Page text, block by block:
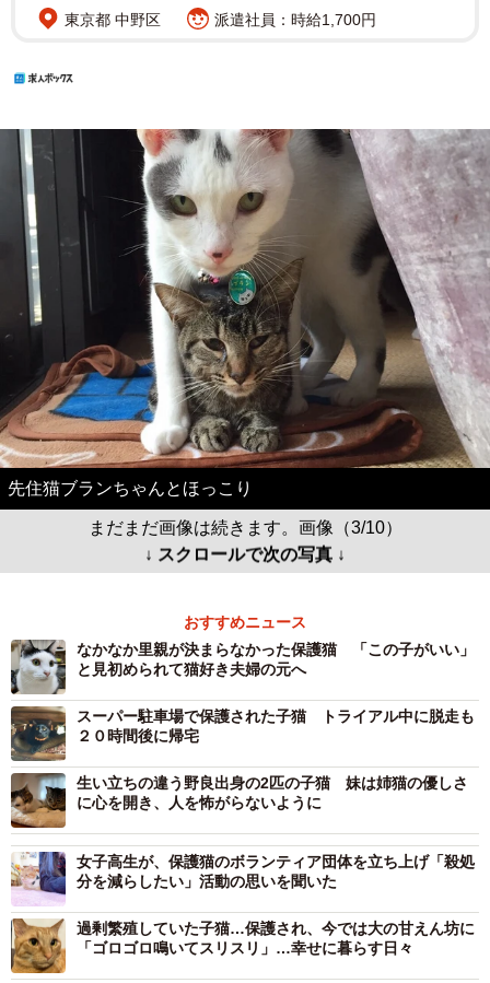
東京都 中野区
派遣社員：時給1,700円
先住猫ブランちゃんとほっこり
まだまだ画像は続きます。画像（3/10）
↓ スクロールで次の写真 ↓
おすすめニュース
なかなか里親が決まらなかった保護猫 「この子がいい」
と見初められて猫好き夫婦の元へ
スーパー駐車場で保護された子猫 トライアル中に脱走も
２０時間後に帰宅
生い立ちの違う野良出身の2匹の子猫 妹は姉猫の優しさ
に心を開き、人を怖がらないように
女子高生が、保護猫のボランティア団体を立ち上げ「殺処
分を減らしたい」活動の思いを聞いた
過剰繁殖していた子猫…保護され、今では大の甘えん坊に
「ゴロゴロ鳴いてスリスリ」…幸せに暮らす日々